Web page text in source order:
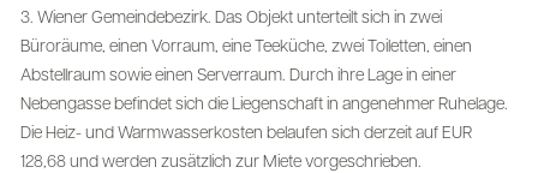
3. Wiener Gemeindebezirk. Das Objekt unterteilt sich in zwei
Büroräume, einen Vorraum, eine Teeküche, zwei Toiletten, einen
Abstellraum sowie einen Serverraum. Durch ihre Lage in einer
Nebengasse befindet sich die Liegenschaft in angenehmer Ruhelage.
Die Heiz- und Warmwasserkosten belaufen sich derzeit auf EUR
128,68 und werden zusätzlich zur Miete vorgeschrieben.